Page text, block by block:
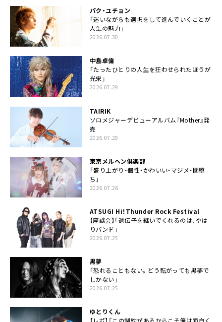
パク・ユチョン
「迷いながらも選択をして進んでいくことが
人生の魅力」
2026.07.30
中島卓偉
「たったひとりの人生を狂わせられたほうが
光栄」
2026.07.29
TAIRIK
ソロメジャーデビューアルバム『Mother』発
売
2026.07.29
東京メルヘン倶楽部
「盛り上がり・個性・かわいい・マジメ・闇堕
ち」
2026.07.26
ATSUGI Hi！Thunder Rock Festival
【座談会】「遺伝子を継いでくれるのは、やは
りバンド」
2026.07.25
黒夢
「恐れることもない。どう転がっても黒夢で
しかない」
2026.07.25
ゆとりくん